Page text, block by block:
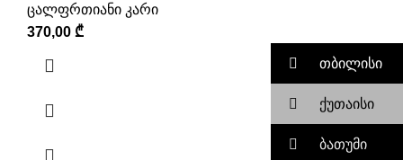
ცალფრთიანი კარი
370,00 ₾
თბილისი
ქუთაისი
ბათუმი